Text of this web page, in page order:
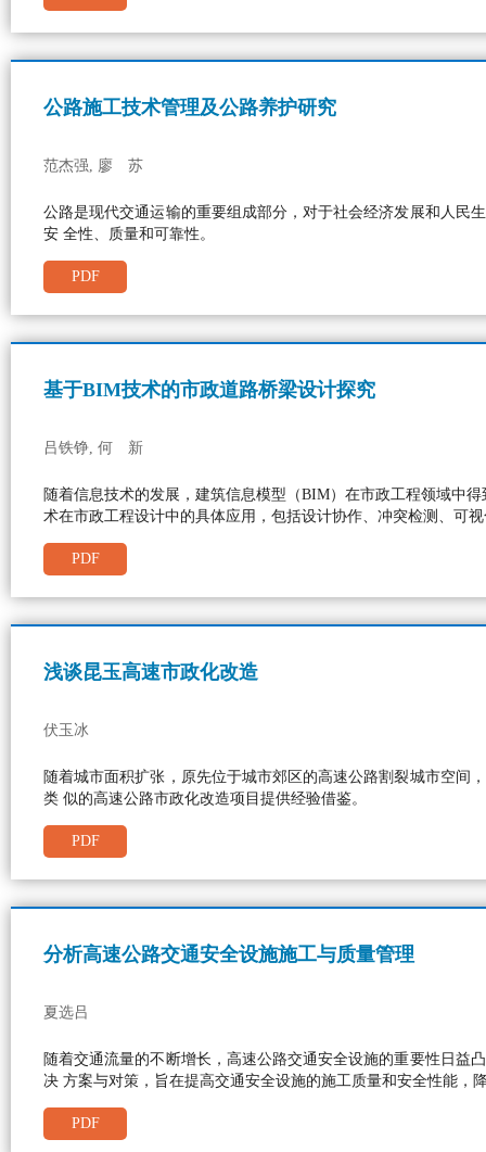
公路施工技术管理及公路养护研究
范杰强, 廖 苏
公路是现代交通运输的重要组成部分，对于社会经济发展和人民
安 全性、质量和可靠性。
PDF
基于BIM技术的市政道路桥梁设计探究
吕铁铮, 何 新
随着信息技术的发展，建筑信息模型（BIM）在市政工程领域中
术在市政工程设计中的具体应用，包括设计协作、冲突检测、可
PDF
浅谈昆玉高速市政化改造
伏玉冰
随着城市面积扩张，原先位于城市郊区的高速公路割裂城市空间
类 似的高速公路市政化改造项目提供经验借鉴。
PDF
分析高速公路交通安全设施施工与质量管理
夏选吕
随着交通流量的不断增长，高速公路交通安全设施的重要性日益
决 方案与对策，旨在提高交通安全设施的施工质量和安全性能，
PDF